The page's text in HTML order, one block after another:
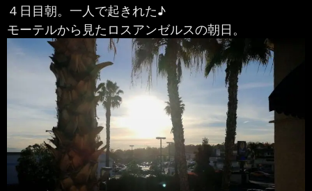
４日目朝。一人で起きれた♪
モーテルから見たロスアンゼルスの朝日。